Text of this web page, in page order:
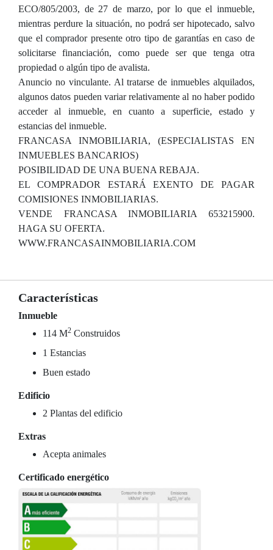
ECO/805/2003, de 27 de marzo, por lo que el inmueble,
mientras perdure la situación, no podrá ser hipotecado, salvo
que el comprador presente otro tipo de garantías en caso de
solicitarse financiación, como puede ser que tenga otra
propiedad o algún tipo de avalista.
Anuncio no vinculante. Al tratarse de inmuebles alquilados,
algunos datos pueden variar relativamente al no haber podido
acceder al inmueble, en cuanto a superficie, estado y
estancias del inmueble.
FRANCASA INMOBILIARIA, (ESPECIALISTAS EN
INMUEBLES BANCARIOS)
POSIBILIDAD DE UNA BUENA REBAJA.
EL COMPRADOR ESTARÁ EXENTO DE PAGAR
COMISIONES INMOBILIARIAS.
VENDE FRANCASA INMOBILIARIA 653215900.
HAGA SU OFERTA.
WWW.FRANCASAINMOBILIARIA.COM
Características
Inmueble
114 M2 Construidos
1 Estancias
Buen estado
Edificio
2 Plantas del edificio
Extras
Acepta animales
Certificado energético